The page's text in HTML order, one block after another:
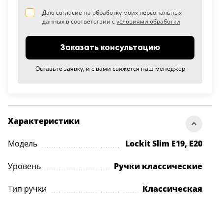
Даю согласие на обработку моих персональных
данных в соответствии сусловиями обработки
Заказать консультацию
Оставьте заявку, и с вами свяжется наш менеджер
Характеристики
Модель Lockit Slim E19, E20
Уровень Ручки классические
Тип ручки Классическая